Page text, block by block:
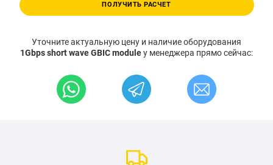
ПОЛУЧИТЬ РАСЧЕТ
Уточните актуальную цену и наличие оборудования
1Gbps short wave GBIC moduleу менеджера прямо сейчас: